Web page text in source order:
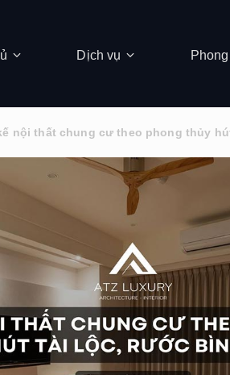
Dịch vụ
nội thất chung cư theo phong thủy